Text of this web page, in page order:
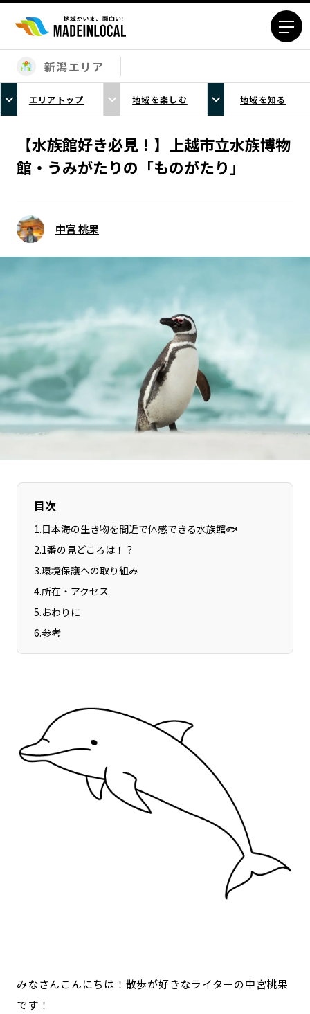
エリアから探す
北海道エリア
青森エリア
岩手エリア
宮城エリア
秋田エリア
山形エリア
福島エリア
茨城エリア
栃木エリア
群馬エリア
埼玉エリア
東京23区エリア
山梨エリア
長野エリア
岐阜エリア
静岡エリア
愛知エリア
三重エリア
滋賀エリア
京都エリア
大阪市エリア
北摂エリア
堺・泉州エリア
河内エリア
兵庫エリア
岡山エリア
香川エリア
高知エリア
佐賀エリア
熊本エリア
宮崎エリア
カテゴリから探す
特集コンテンツ
地域を代表する 企業100選
プレスリリース
行政連携記事
MILCプロジェクト
選出企業特別対談
SDGsの先駆者
ニッポンの百選大全集
新潟エリア
エリアトップ 地域を楽しむ 地域を知る
【水族館好き必見！】上越市立水族博物
館・うみがたりの「ものがたり」
中宮 桃果
目次
1.日本海の生き物を間近で体感できる水族館🐟
2.1番の見どころは！？
3.環境保護への取り組み
4.所在・アクセス
5.おわりに
6.参考
みなさんこんにちは！散歩が好きなライターの中宮桃果
です！